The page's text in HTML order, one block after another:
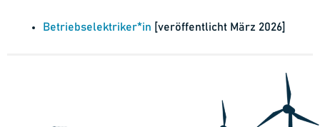
Betriebselektriker*in [veröffentlicht März 2026]